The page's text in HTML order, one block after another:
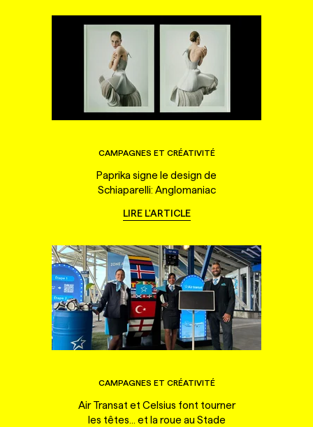
CAMPAGNES ET CRÉATIVITÉ
Paprika signe le design de
Schiaparelli: Anglomaniac
LIRE L'ARTICLE
CAMPAGNES ET CRÉATIVITÉ
Air Transat et Celsius font tourner
les têtes... et la roue au Stade